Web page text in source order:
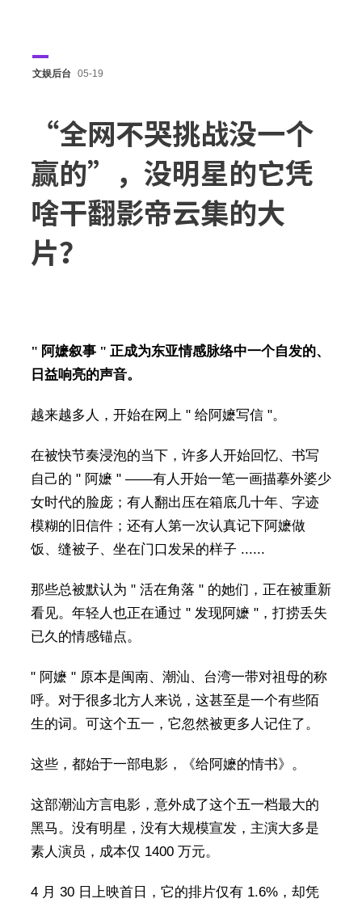
文娱后台 05-19
“全网不哭挑战没一个
赢的”，没明星的它凭
啥干翻影帝云集的大
片？
" 阿嬷叙事 " 正成为东亚情感脉络中一个自发的、
日益响亮的声音。
越来越多人，开始在网上 " 给阿嬷写信 "。
在被快节奏浸泡的当下，许多人开始回忆、书写
自己的 " 阿嬷 " ——有人开始一笔一画描摹外婆少
女时代的脸庞；有人翻出压在箱底几十年、字迹
模糊的旧信件；还有人第一次认真记下阿嬷做
饭、缝被子、坐在门口发呆的样子 ......
那些总被默认为 " 活在角落 " 的她们，正在被重新
看见。年轻人也正在通过 " 发现阿嬷 "，打捞丢失
已久的情感锚点。
" 阿嬷 " 原本是闽南、潮汕、台湾一带对祖母的称
呼。对于很多北方人来说，这甚至是一个有些陌
生的词。可这个五一，它忽然被更多人记住了。
这些，都始于一部电影，《给阿嬷的情书》。
这部潮汕方言电影，意外成了这个五一档最大的
黑马。没有明星，没有大规模宣发，主演大多是
素人演员，成本仅 1400 万元。
4 月 30 日上映首日，它的排片仅有 1.6%，却凭